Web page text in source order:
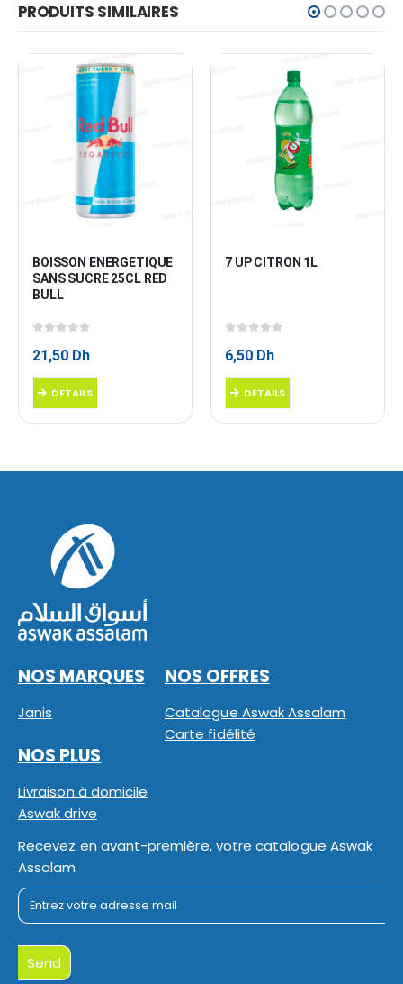
PRODUITS SIMILAIRES
BOISSON ENERGETIQUE
SANS SUCRE 25CL RED
BULL
21,50 Dh
DETAILS
7 UP CITRON 1L
6,50 Dh
DETAILS
NOS MARQUES
Janis
NOS OFFRES
Catalogue Aswak Assalam
Carte fidélité
NOS PLUS
Livraison à domicile
Aswak drive
Recevez en avant-première, votre catalogue Aswak
Assalam